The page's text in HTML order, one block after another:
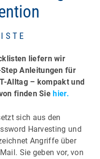
liefern wir
Anleitungen für
Alltag – kompakt und
finden Siehier.
sich aus den
Harvesting und
Angriffe über
Sie geben vor, von